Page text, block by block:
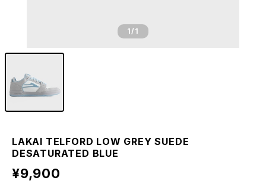
1/1
LAKAI TELFORD LOW GREY SUEDE
DESATURATED BLUE
¥9,900